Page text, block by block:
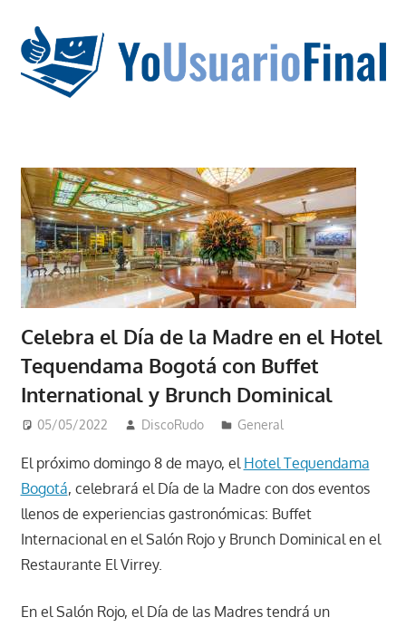
contenido
no
tiene
que
estar
en
chino
Celebra el Día de la Madre en el Hotel
Tequendama Bogotá con Buffet
International y Brunch Dominical
05/05/2022 DiscoRudo General
El próximo domingo 8 de mayo, el Hotel Tequendama
Bogotá, celebrará el Día de la Madre con dos eventos
llenos de experiencias gastronómicas: Buffet
Internacional en el Salón Rojo y Brunch Dominical en el
Restaurante El Virrey.
En el Salón Rojo, el Día de las Madres tendrá un